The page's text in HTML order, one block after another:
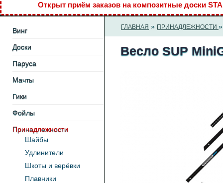
Открыт приём заказов на композитные доски
Винг
Доски
Паруса
Мачты
Гики
Фойлы
Принадлежности
Шайбы
Удлинители
Шкоты и верёвки
Плавники
ГЛАВНАЯ » ПРИНАДЛЕЖНОСТИ
Весло SUP